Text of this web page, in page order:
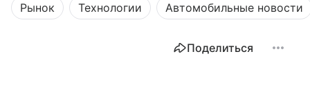
Рынок Технологии Автомобильные новости
Поделиться